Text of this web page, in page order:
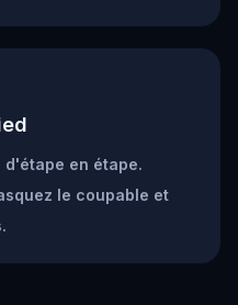
en étape.
le coupable et